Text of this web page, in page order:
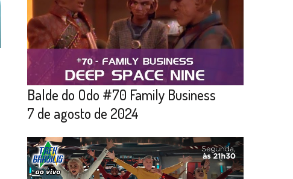
Balde do Odo #70 Family Business
7 de agosto de 2024